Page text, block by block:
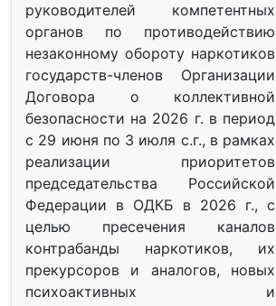
руководителей компетентных
органов по противодействию
незаконному обороту наркотиков
государств-членов Организации
Договора о коллективной
безопасности на 2026 г. в период
с 29 июня по 3 июля с.г., в рамках
реализации приоритетов
председательства Российской
Федерации в ОДКБ в 2026 г., с
целью пресечения каналов
контрабанды наркотиков, их
прекурсоров и аналогов, новых
психоактивных и